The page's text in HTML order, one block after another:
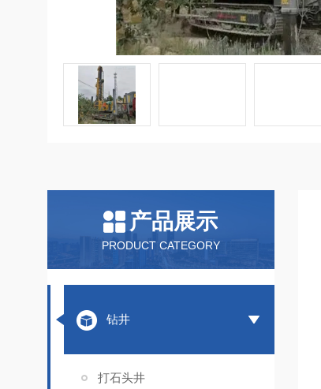
产品展示
PRODUCT CATEGORY
钻井
打石头井